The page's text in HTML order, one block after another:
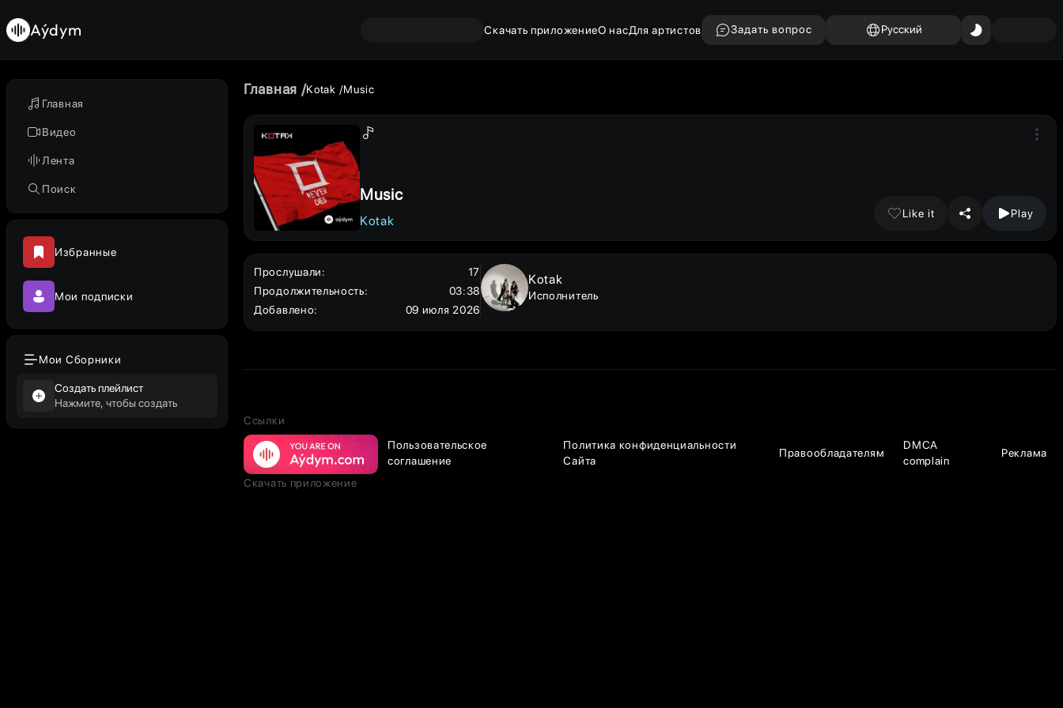
Главная
Видео
Лента
Поиск
Избранные
Мои подписки
Мои Сборники
Создать плейлист
Нажмите, чтобы создать
Aýdym Скачать приложениеО насДля артистов Задать вопрос Русский
Главная Kotak Music
Music
Kotak
Like it Play
Прослушали:
17
Продолжительность:
03:38
Добавлено: 09 июля 2026
Kotak
Исполнитель
Ссылки
Пользовательское
соглашение
Политика конфиденциальности
Сайта
Правообладателям
DMCA
complain
Реклама
Скачать приложение